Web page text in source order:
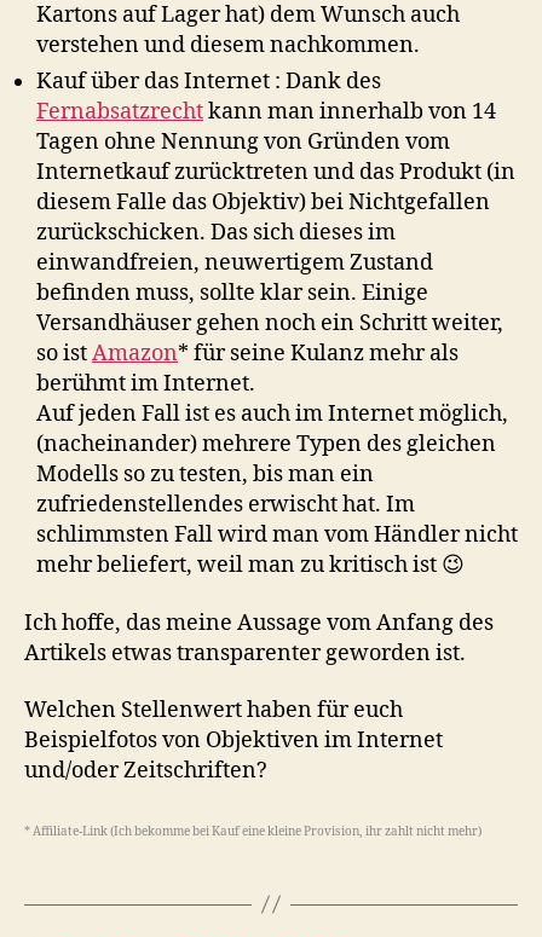
Kartons auf Lager hat) dem Wunsch auch
verstehen und diesem nachkommen.
Kauf über das Internet : Dank des
Fernabsatzrechtkann man innerhalb von 14
Tagen ohne Nennung von Gründen vom
Internetkauf zurücktreten und das Produkt (in
diesem Falle das Objektiv) bei Nichtgefallen
zurückschicken. Das sich dieses im
einwandfreien, neuwertigem Zustand
befinden muss, sollte klar sein. Einige
Versandhäuser gehen noch ein Schritt weiter,
so istAmazon* für seine Kulanz mehr als
berühmt im Internet.
Auf jeden Fall ist es auch im Internet möglich,
(nacheinander) mehrere Typen des gleichen
Modells so zu testen, bis man ein
zufriedenstellendes erwischt hat. Im
schlimmsten Fall wird man vom Händler nicht
mehr beliefert, weil man zu kritisch ist 😉
Ich hoffe, das meine Aussage vom Anfang des
Artikels etwas transparenter geworden ist.
Welchen Stellenwert haben für euch
Beispielfotos von Objektiven im Internet
und/oder Zeitschriften?
* Affiliate-Link (Ich bekomme bei Kauf eine kleine Provision, ihr zahlt nicht mehr)